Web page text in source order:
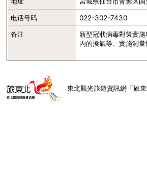
电话号码 022-302-7430
备注
新型冠狀病毒對策實
內的換氣等、實施測
東北觀光旅遊資訊網「旅東